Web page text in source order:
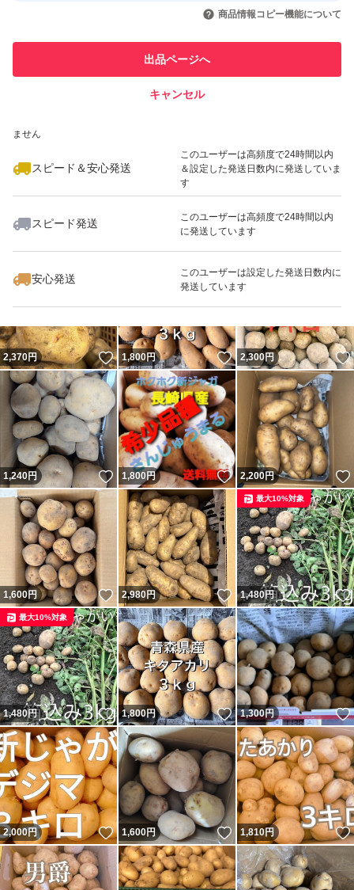
引を完了させた実績があります
での取引実績があります
ません
スピード＆安心発送
このユーザーは高頻度で24時間以内
＆設定した発送日数内に発送していま
す
スピード発送
このユーザーは高頻度で24時間以内
に発送しています
安心発送
このユーザーは設定した発送日数内に
発送しています
商品情報コピー機能について
出品ページへ
キャンセル
いいね！
1,800
2,370円 いいね！
1,800円 いいね！
2,300円
1,240円 いいね！
1,800 円 いいね！
2,200円
1,600円 いいね！
2,980円 いいね！
1,480円
最大10%対象
1,480円 いいね！
最大10%対象
1,800円 いいね！
1,300円
2,000円 いいね！
1,600円 いいね！
1,810円